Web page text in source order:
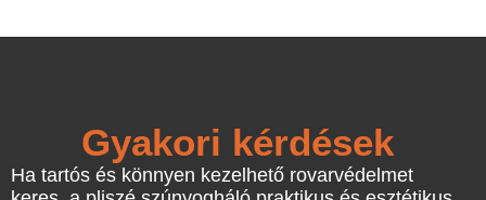
Gyakori kérdések
Ha tartós és könnyen kezelhető rovarvédelmet